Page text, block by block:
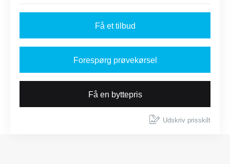
Få et tilbud
Forespørg prøvekørsel
Få en byttepris
Udskriv prisskilt